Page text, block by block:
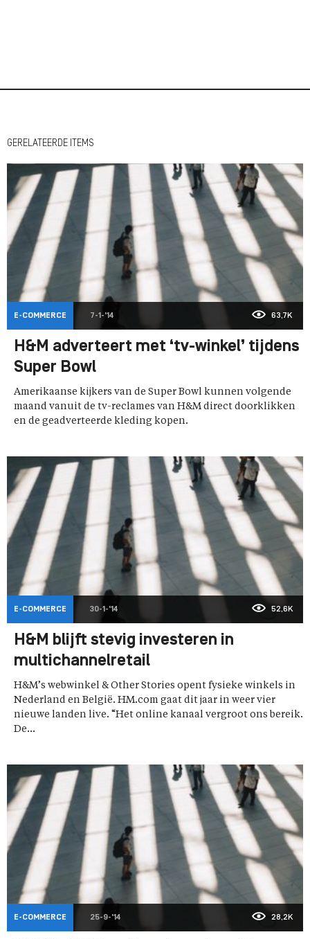
GERELATEERDE ITEMS
E-COMMERCE 7-1-'14 63,7K
H&M adverteert met ‘tv-winkel’ tijdens
Super Bowl
Amerikaanse kijkers van de Super Bowl kunnen volgende
maand vanuit de tv-reclames van H&M direct doorklikken
en de geadverteerde kleding kopen.
E-COMMERCE 30-1-'14 52,6K
H&M blijft stevig investeren in
multichannelretail
H&M’s webwinkel & Other Stories opent fysieke winkels in
Nederland en België. HM.com gaat dit jaar in weer vier
nieuwe landen live. “Het online kanaal vergroot ons bereik.
De...
E-COMMERCE 25-9-'14 28,2K